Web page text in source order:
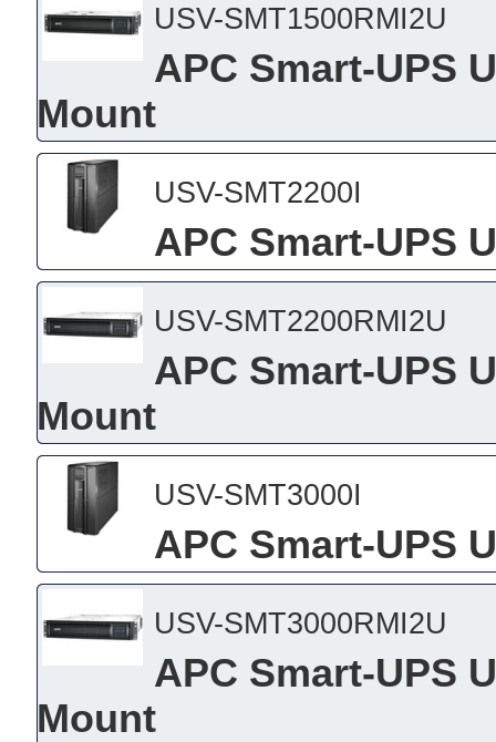
USV-SMT1500RMI2U
APC Smart-UPS
Mount
USV-SMT2200I
APC Smart-UPS
USV-SMT2200RMI2U
APC Smart-UPS
Mount
USV-SMT3000I
APC Smart-UPS
USV-SMT3000RMI2U
APC Smart-UPS
Mount